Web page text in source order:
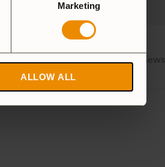
Marketing
ALLOW ALL
1-5 of 14 reviews